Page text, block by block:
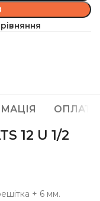
ОПЛАТА
12 U 1/2
+ 6 мм.